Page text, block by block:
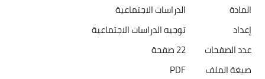
المادة
الدراسات الاجتماعية
إعداد
توجيه الدراسات الاجتماعية
عدد الصفحات
22 صفحة
صيغة الملف
PDF